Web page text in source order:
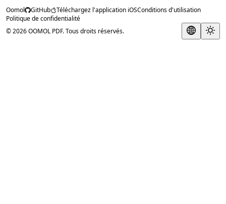
Oomol GitHub Téléchargez l'application iOSConditions d'utilisation
Politique de confidentialité
© 2026 OOMOL PDF. Tous droits réservés.